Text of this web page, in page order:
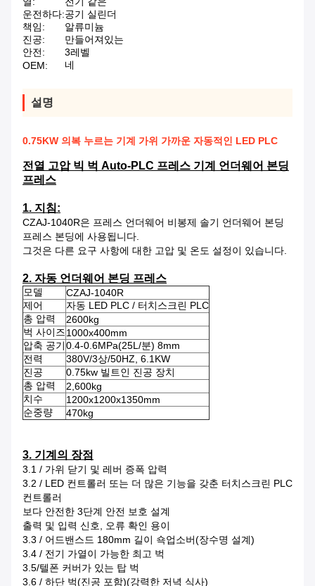
운전하다:공기 실린더
책임:
알류미늄
진공:
만들어져있는
안전:
3레벨
OEM:
네
설명
0.75KW 의복 누르는 기계 가위 가까운 자동적인 LED PLC
전열 고압 빅 벅 Auto-PLC 프레스 기계 언더웨어 본딩
프레스
1. 지침:
CZAJ-1040R은 프레스 언더웨어 비봉제 솔기 언더웨어 본딩
프레스 본딩에 사용됩니다.
그것은 다른 요구 사항에 대한 고압 및 온도 설정이 있습니다.
2. 자동 언더웨어 본딩 프레스
모델
CZAJ-1040R
제어
자동 LED PLC / 터치스크린 PLC
총 압력
2600kg
벅 사이즈1000x400mm
압축 공기0.4-0.6MPa(25L/분) 8mm
전력
380V/3상/50HZ, 6.1KW
진공
0.75kw 빌트인 진공 장치
총 압력
2,600kg
치수
1200x1200x1350mm
순중량
470kg
3. 기계의 장점
3.1 / 가위 닫기 및 레버 증폭 압력
3.2 / LED 컨트롤러 또는 더 많은 기능을 갖춘 터치스크린 PLC
컨트롤러
보다 안전한 3단계 안전 보호 설계
출력 및 입력 신호, 오류 확인 용이
3.3 / 어드밴스드 180mm 길이 쇽업소버(장수명 설계)
3.4 / 전기 가열이 가능한 최고 벅
3.5/텔폰 커버가 있는 탑 벅
3.6 / 하단 벅(진공 포함)(강력한 저녁 식사)